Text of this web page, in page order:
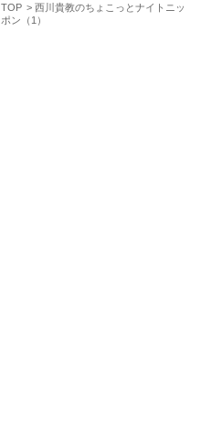
TOP
西川貴教のちょこっとナイトニッ
ポン（1）